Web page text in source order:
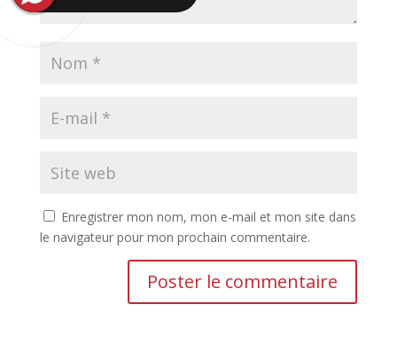
Enregistrer mon nom, mon e-mail et mon site dans
le navigateur pour mon prochain commentaire.